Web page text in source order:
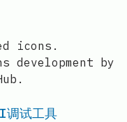
icons.
development by
试工具